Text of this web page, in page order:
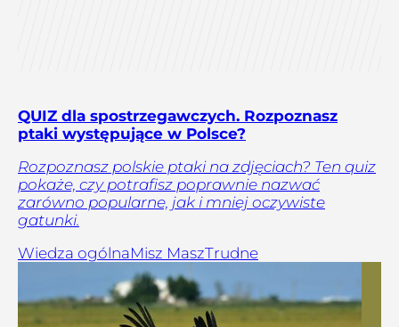
QUIZ dla spostrzegawczych. Rozpoznasz
ptaki występujące w Polsce?
Rozpoznasz polskie ptaki na zdjęciach? Ten quiz
pokaże, czy potrafisz poprawnie nazwać
zarówno popularne, jak i mniej oczywiste
gatunki.
Wiedza ogólnaMisz MaszTrudne